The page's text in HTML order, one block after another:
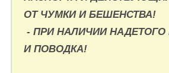
ОТ ЧУМКИ И БЕШЕНСТВА!
- ПРИ НАЛИЧИИ
И ПОВОДКА!